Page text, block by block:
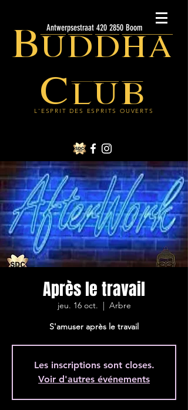
Buddha
Club
L'ESPRIT DES ESPRITS OUVERTS
Antwerpsestraat 420 2850 Boom
Après le travail
jeu. 16 oct.
  |
Arbre
S'amuser après le travail
Les inscriptions sont closes.
Voir d'autres événements